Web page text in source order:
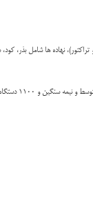
نهاده ها شامل بذر،